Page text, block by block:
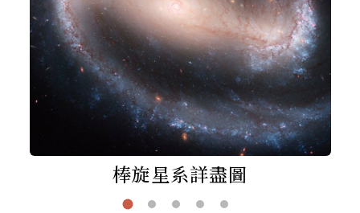
棒旋星系詳盡圖